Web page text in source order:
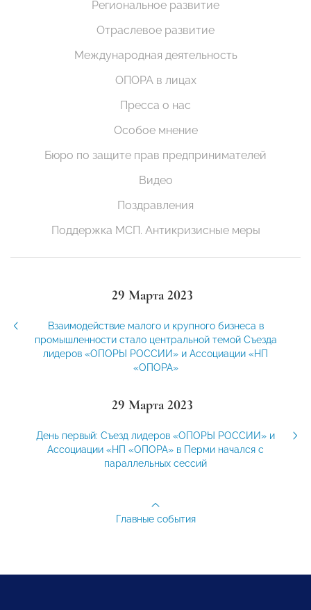
Региональное развитие
Отраслевое развитие
Международная деятельность
ОПОРА в лицах
Пресса о нас
Особое мнение
Бюро по защите прав предпринимателей
Видео
Поздравления
Поддержка МСП. Антикризисные меры
29 Марта 2023
Взаимодействие малого и крупного бизнеса в
промышленности стало центральной темой Съезда
лидеров «ОПОРЫ РОССИИ» и Ассоциации «НП
«ОПОРА»
29 Марта 2023
День первый: Съезд лидеров «ОПОРЫ РОССИИ» и
Ассоциации «НП «ОПОРА» в Перми начался с
параллельных сессий
Главные события